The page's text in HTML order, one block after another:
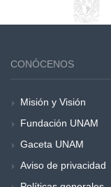
CONÓCENOS
Misión y Visión
Fundación UNAM
Gaceta UNAM
Aviso de privacidad